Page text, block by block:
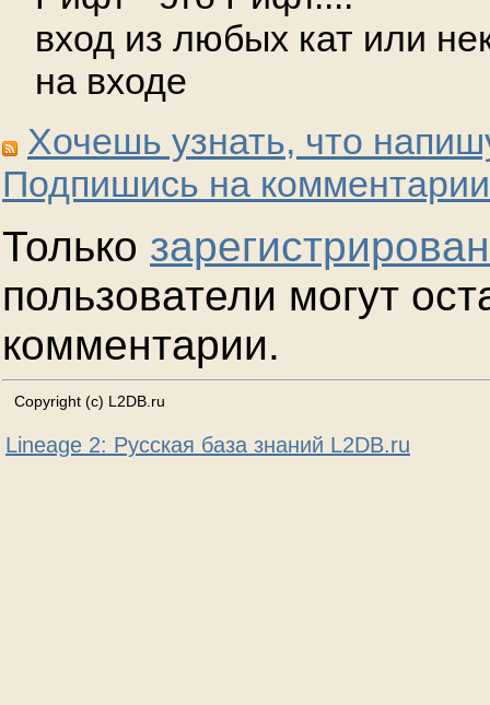
вход из любых кат или
на входе
Хочешь узнать, что
Подпишись на
Только
пользователи могут
комментарии.
Copyright (c) L2DB.ru
Lineage 2: Русская база знаний L2DB.ru